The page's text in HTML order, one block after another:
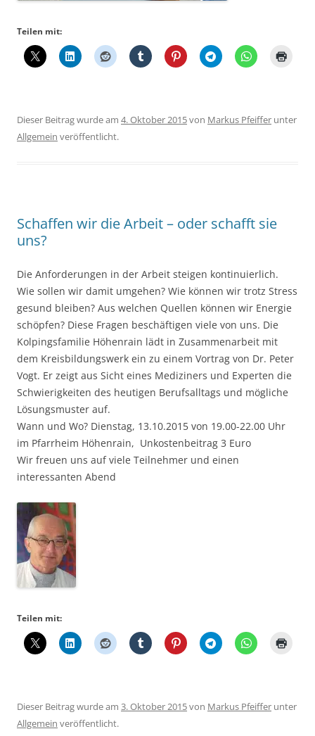
Teilen mit:
Dieser Beitrag wurde am 4. Oktober 2015von Markus Pfeiffer unter
Allgemein veröffentlicht.
Schaffen wir die Arbeit – oder schafft sie
uns?
Die Anforderungen in der Arbeit steigen kontinuierlich.
Wie sollen wir damit umgehen? Wie können wir trotz Stress
gesund bleiben? Aus welchen Quellen können wir Energie
schöpfen? Diese Fragen beschäftigen viele von uns. Die
Kolpingsfamilie Höhenrain lädt in Zusammenarbeit mit
dem Kreisbildungswerk ein zu einem Vortrag von Dr. Peter
Vogt. Er zeigt aus Sicht eines Mediziners und Experten die
Schwierigkeiten des heutigen Berufsalltags und mögliche
Lösungsmuster auf.
Wann und Wo? Dienstag, 13.10.2015 von 19.00-22.00 Uhr
im Pfarrheim Höhenrain, Unkostenbeitrag 3 Euro
Wir freuen uns auf viele Teilnehmer und einen
interessanten Abend
Teilen mit:
Dieser Beitrag wurde am 3. Oktober 2015von Markus Pfeiffer unter
Allgemein veröffentlicht.